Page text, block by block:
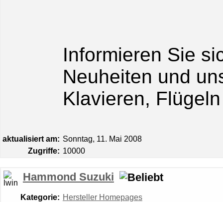
Informieren Sie
Neuheiten und
Klavieren,
aktualisiert am: Sonntag, 11. Mai 2008
Zugriffe: 10000
Hammond Suzuki
Kategorie: Hersteller Homepages